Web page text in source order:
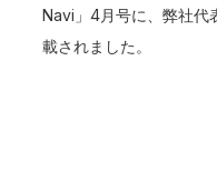
Navi」4月号に、弊社代
載されました。